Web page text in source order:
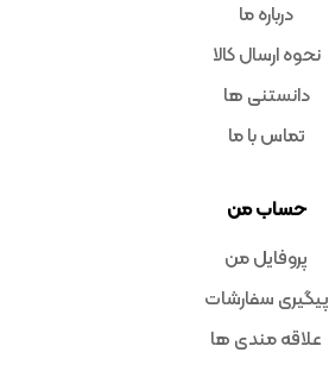
درباره ما
نحوه ارسال کالا
دانستنی ها
تماس با ما
حساب من
پروفایل من
پیگیری سفارشات
علاقه مندی ها